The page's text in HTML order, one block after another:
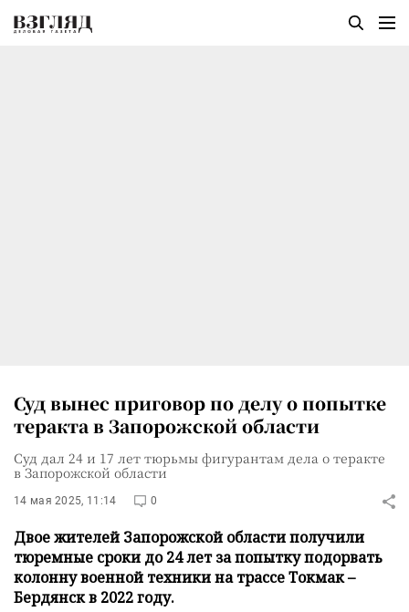
Суд вынес приговор по делу о попытке
теракта в Запорожской области
Суд дал 24 и 17 лет тюрьмы фигурантам дела о теракте
в Запорожской области
14 мая 2025, 11:14 0
Двое жителей Запорожской области получили
тюремные сроки до 24 лет за попытку подорвать
колонну военной техники на трассе Токмак –
Бердянск в 2022 году.